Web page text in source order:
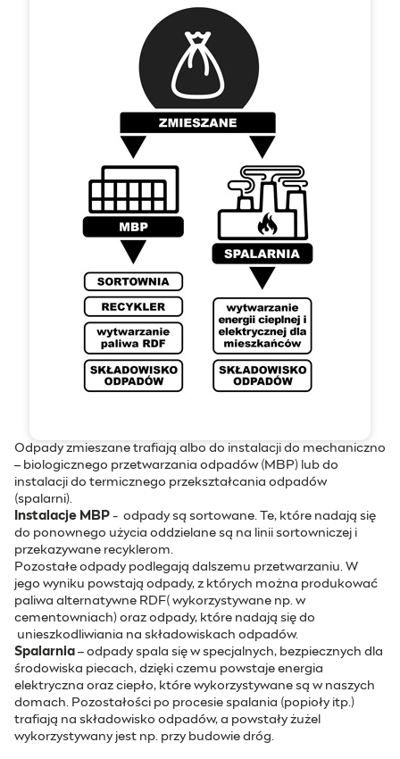
Odpady zmieszane trafiają albo do instalacji do mechaniczno
– biologicznego przetwarzania odpadów (MBP) lub do
instalacji do termicznego przekształcania odpadów
(spalarni).
Instalacje MBP - odpady są sortowane. Te, które nadają się
do ponownego użycia oddzielane są na linii sortowniczej i
przekazywane recyklerom.
Pozostałe odpady podlegają dalszemu przetwarzaniu. W
jego wyniku powstają odpady, z których można produkować
paliwa alternatywne RDF( wykorzystywane np. w
cementowniach) oraz odpady, które nadają się do
unieszkodliwiania na składowiskach odpadów.
Spalarnia – odpady spala się w specjalnych, bezpiecznych dla
środowiska piecach, dzięki czemu powstaje energia
elektryczna oraz ciepło, które wykorzystywane są w naszych
domach. Pozostałości po procesie spalania (popioły itp.)
trafiają na składowisko odpadów, a powstały żużel
wykorzystywany jest np. przy budowie dróg.